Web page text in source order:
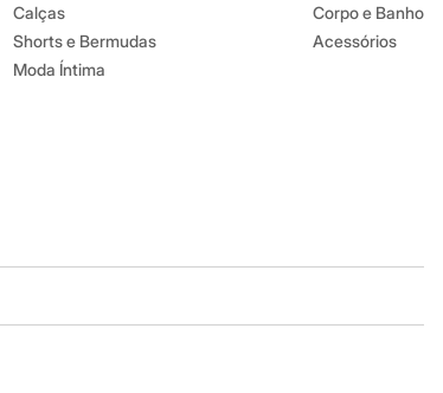
Calças
Shorts e Bermudas
Moda Íntima
Corpo e Banho
Acessórios